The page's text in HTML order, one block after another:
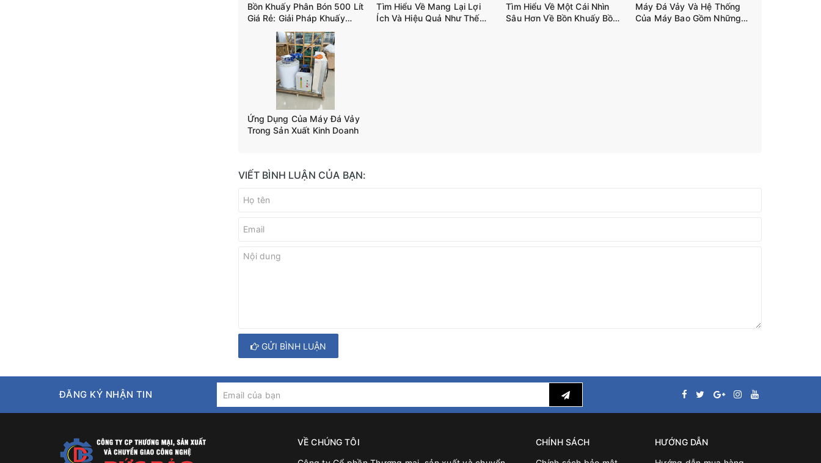
Bồn Khuấy Phân Bón 500 Lít
Giá Rẻ: Giải Pháp Khuấy
Trộn Tiết Kiệm Chi Phí
Tìm Hiểu Về Mang Lại Lợi
Ích Và Hiệu Quả Như Thế
Tìm Hiểu Về Một Cái Nhìn
Sâu Hơn Về Bồn Khuấy Bồn
Máy Đá Vảy Và Hệ Thống
Của Máy Bao Gồm Những
Ứng Dụng Của Máy Đá Vảy
Trong Sản Xuất Kinh Doanh
VIẾT BÌNH LUẬN CỦA BẠN:
GỬI BÌNH LUẬN
ĐĂNG KÝ NHẬN TIN
VỀ CHÚNG TÔI
CHÍNH SÁCH
HƯỚNG DẪN